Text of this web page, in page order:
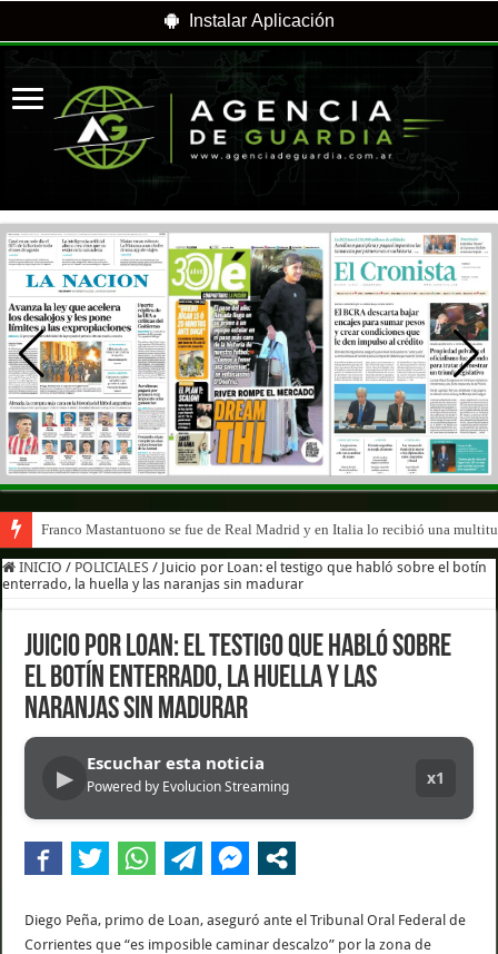
Instalar Aplicación
Franco Mastantuono se fue de Real Madrid y en Italia lo recibió una
INICIO / POLICIALES / Juicio por Loan: el testigo que habló sobre el botín
enterrado, la huella y las naranjas sin madurar
Juicio por Loan: el testigo que habló sobre
el botín enterrado, la huella y las
naranjas sin madurar
▶
Escuchar esta noticia
Powered by Evolucion Streaming x1
Diego Peña, primo de Loan, aseguró ante el Tribunal Oral Federal de
Corrientes que “es imposible caminar descalzo” por la zona de